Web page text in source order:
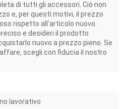
di tutti gli accessori. Ciò non
e, per questi motivi, il prezzo
rispetto all'articolo nuovo.
e desideri il prodotto
nuovo a prezzo pieno. Se
scegli con fiducia il nostro
lavorativo